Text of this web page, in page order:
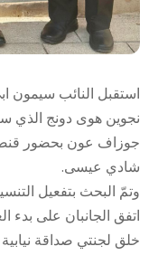
استقبل النائب سيمون
نجوين هوى دونج الذي
جوزاف عون بحضور
شادي عيسى.
وتمّ البحث بتفعيل
اتفق الجانبان على بدء
خلق لجنتي صداقة نيابية